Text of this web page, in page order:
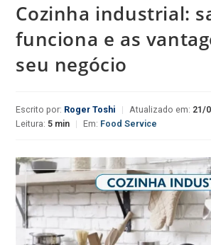
Cozinha industrial:
funciona e as
seu negócio
Escrito por: Roger Toshi | Atualizado em: 21/
Leitura:5 min | Em: Food Service